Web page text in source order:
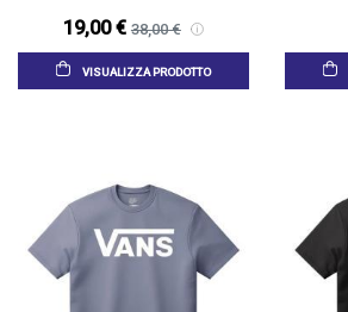
19,00 € 38,00 €
VISUALIZZA PRODOTTO